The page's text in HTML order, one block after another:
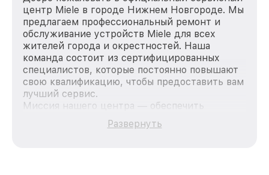
центр Miele в городе Нижнем Новгороде. Мы
предлагаем профессиональный ремонт и
обслуживание устройств Miele для всех
жителей города и окрестностей. Наша
команда состоит из сертифицированных
специалистов, которые постоянно повышают
свою квалификацию, чтобы предоставить вам
лучший сервис.
Миссия нашего центра — обеспечить
качественный и доступный ремонт для
каждого пользователя продукции Miele, вне
Развернуть